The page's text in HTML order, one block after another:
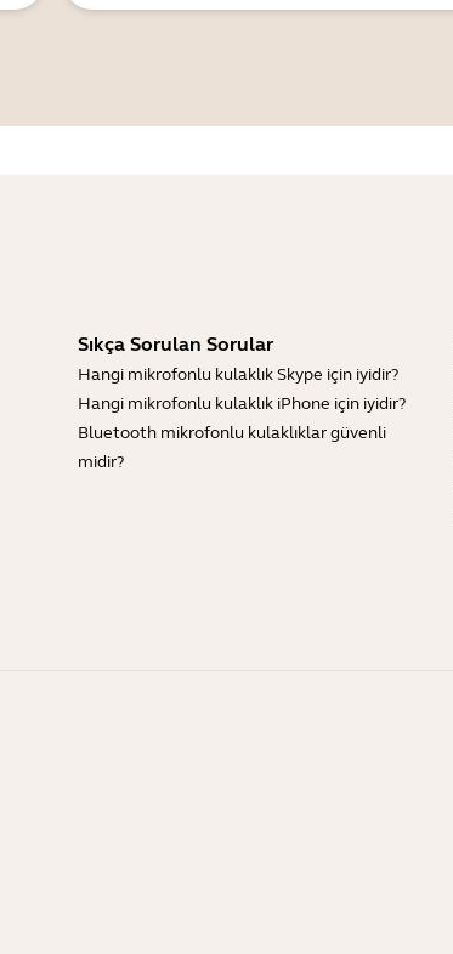
Sıkça Sorulan Sorular
Hangi mikrofonlu kulaklık Skype için iyidir?
Hangi mikrofonlu kulaklık iPhone için iyidir?
Bluetooth mikrofonlu kulaklıklar güvenli
midir?